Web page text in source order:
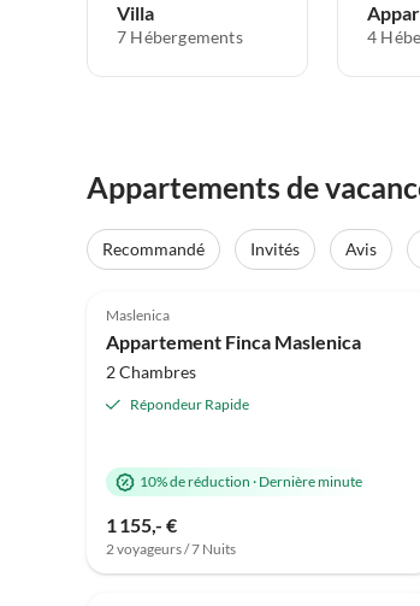
Villa
7 Hébergements 4
Appartements de
Recommandé Invités Avis
Meilleure
Annonce
Maslenica
Appartement Finca Maslenica
2 Chambres
Répondeur Rapide
10% de réduction · Dernière minute
1 155,- €
2 voyageurs / 7 Nuits
Annonce
5.0 (1)